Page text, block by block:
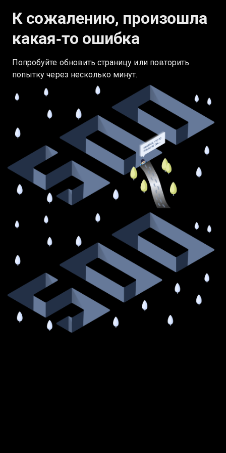
К сожалению, произошла
какая‑то ошибка
Попробуйте обновить страницу или повторить
попытку через несколько минут.